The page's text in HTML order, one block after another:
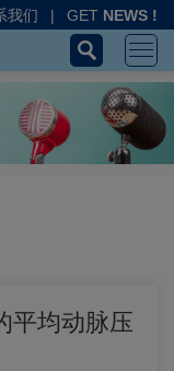
我们 | GET NEWS !
平均动脉压